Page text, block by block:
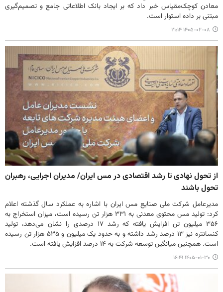
معادن کوچک‌مقیاس خبر داد که بر ایجاد بانک اطلاعاتی جامع و تصمیم‌گیری
مبتنی بر داده استوار است.
۱۴۰۵-۰۲-۰۸ ۲۱:۱۴
از تحول نهادی تا رشد اقتصادی در مس ایران/ مدیران اجرایی، رهبران
تحول باشند
مدیرعامل شرکت ملی صنایع مس ایران با اشاره به عملکرد سال گذشته اعلام
کرد: تولید مس محتوی معدنی به ۳۳۱ هزار تن رسیده است، میزان استخراج به
۳۵۶ میلیون تن افزایش یافته که رشد ۱۷ درصدی را نشان می‌دهد، تولید
کنسانتره نیز ۱۳ درصد رشد داشته و به حدود یک میلیون و ۵۳۵ هزار تن رسیده
است. همچنین میانگین توسعه شرکت به ۱۴ درصد افزایش یافته است.
۱۴۰۵-۰۱-۳۰ ۱۶:۴۱